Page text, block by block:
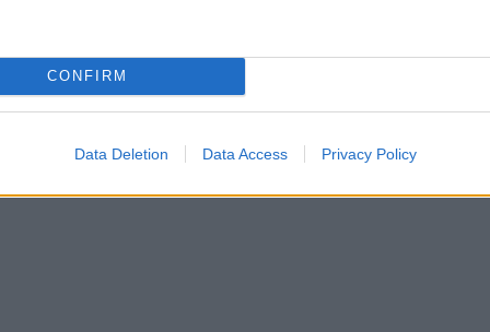
CONFIRM
Data Deletion Data Access Privacy Policy
je bezoek aan de Ragioneria Territoriale zo soepel